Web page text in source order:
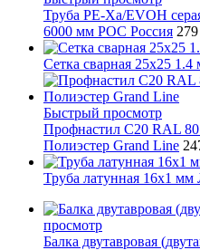
Труба PE-Xa/EVOH
6000 мм РОС Россия
Сетка сварная 25х25 1.4
Быстрый просмотр
Профнастил С20 RAL
Полиэстер Grand Line
Труба латунная 16х1 мм
просмотр
Балка двутавровая